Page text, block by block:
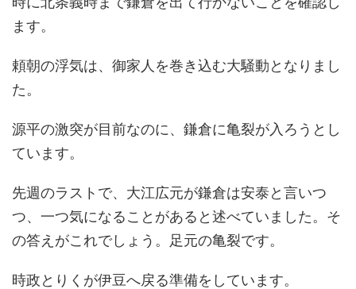
ます。
頼朝の浮気は、御家人を巻き込む大騒動となりまし
た。
源平の激突が目前なのに、鎌倉に亀裂が入ろうとし
ています。
先週のラストで、大江広元が鎌倉は安泰と言いつ
つ、一つ気になることがあると述べていました。そ
の答えがこれでしょう。足元の亀裂です。
時政とりくが伊豆へ戻る準備をしています。